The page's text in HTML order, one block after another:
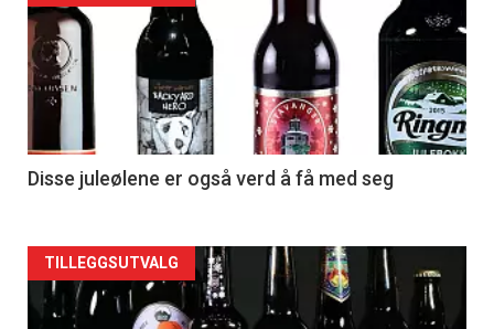
Disse juleølene er også verd å få med seg
TILLEGGSUTVALG